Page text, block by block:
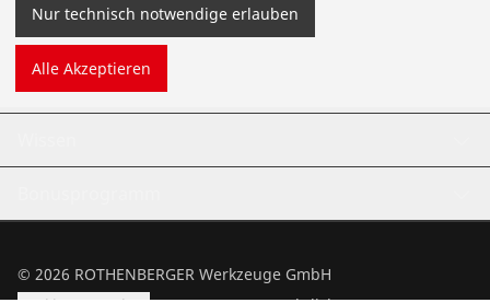
Universalwerkzeuge
Service und Mehrwert
© 2026 ROTHENBERGER Werkzeuge GmbH
Nur technisch notwendige erlauben
Alle Akzeptieren